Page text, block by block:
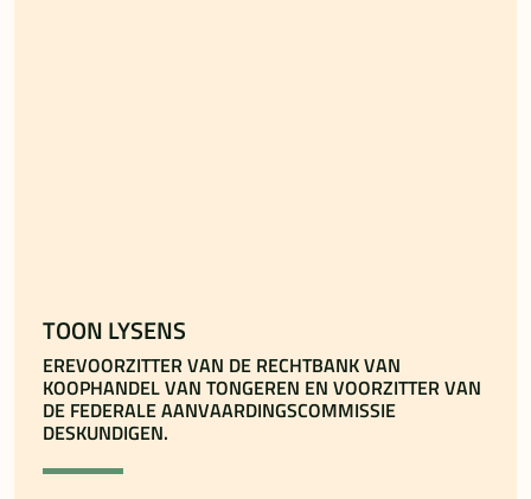
TOON LYSENS
EREVOORZITTER VAN DE RECHTBANK VAN
KOOPHANDEL VAN TONGEREN EN VOORZITTER VAN
DE FEDERALE AANVAARDINGSCOMMISSIE
DESKUNDIGEN.